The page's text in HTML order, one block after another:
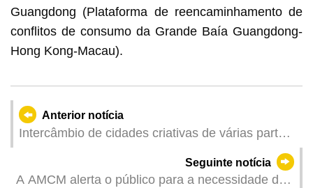
Guangdong (Plataforma de reencaminhamento de
conflitos de consumo da Grande Baía Guangdong-
Hong Kong-Macau).
Anterior notícia
Intercâmbio de cidades criativas de várias partes
do mundo nas zonas comunitárias e experiência
da diversificação do “turismo +” de Macau
Seguinte notícia
A AMCM alerta o público para a necessidade de